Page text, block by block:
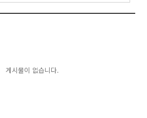
게시물이 없습니다.